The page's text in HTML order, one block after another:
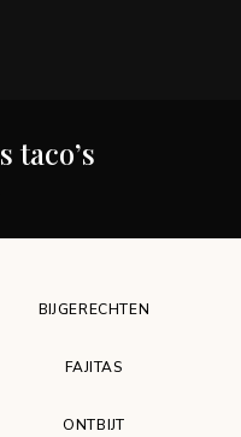
taco’s
BIJGERECHTEN
FAJITAS
ONTBIJT